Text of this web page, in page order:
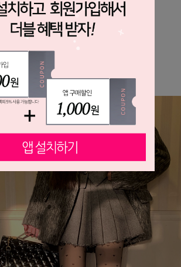
*레깅스는 교환 & 반품이 불가하니
신중하게 구매해주세요